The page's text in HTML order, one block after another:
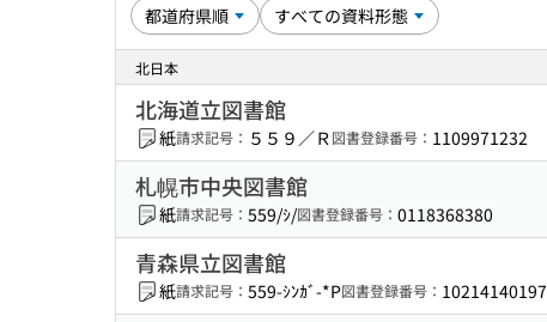
北日本
北海道立図書館
紙請求記号： ５５９／Ｒ図書登録番号： 1109971232
札幌市中央図書館
紙請求記号： 559/ｼ/図書登録番号： 0118368380
青森県立図書館
紙請求記号： 559-ｼﾝｶﾞ-*P図書登録番号： 10214140197